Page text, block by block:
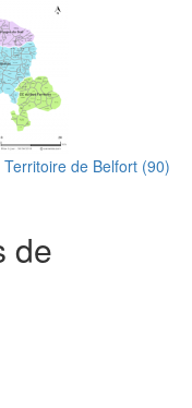
de Belfort (90)
de